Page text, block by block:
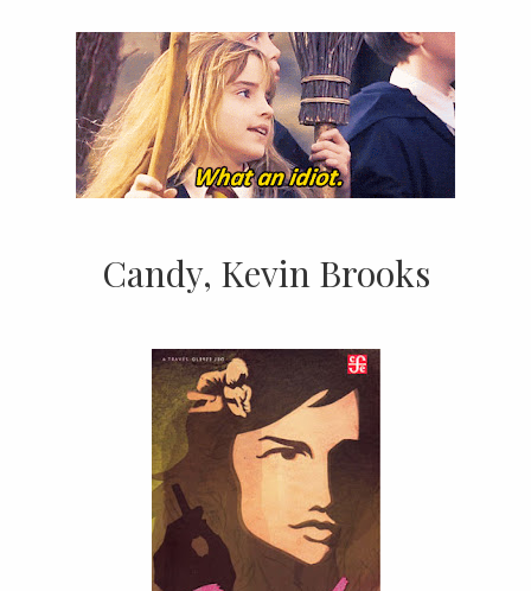
Candy, Kevin Brooks